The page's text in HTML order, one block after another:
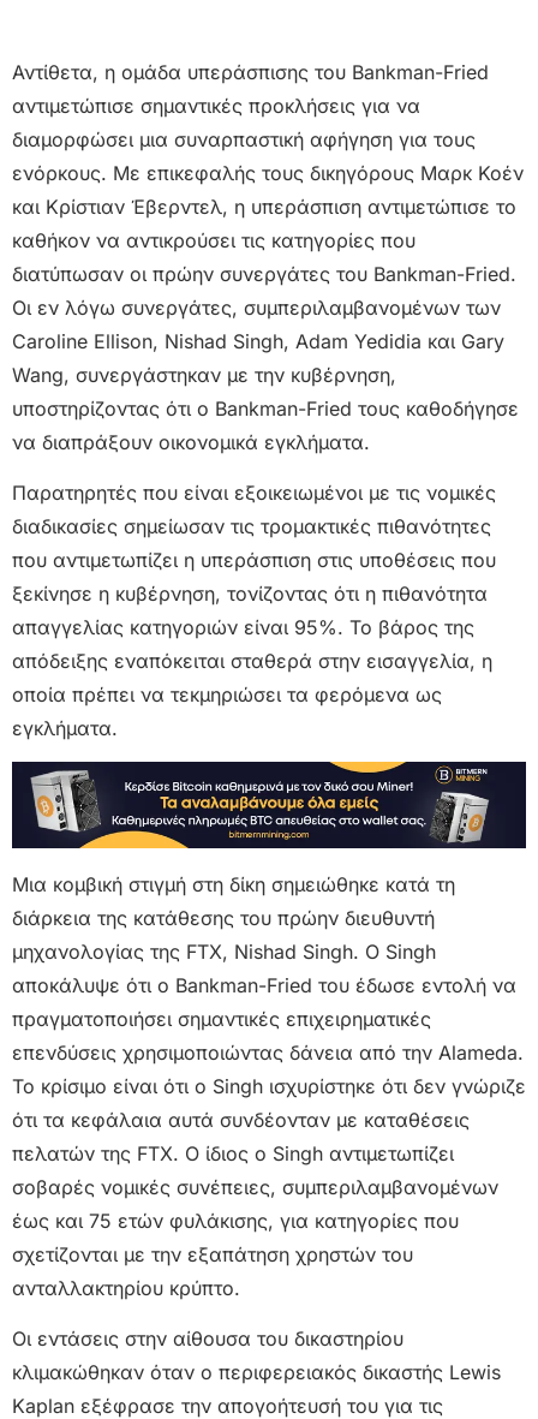
Αντίθετα, η ομάδα υπεράσπισης του Bankman-Fried
αντιμετώπισε σημαντικές προκλήσεις για να
διαμορφώσει μια συναρπαστική αφήγηση για τους
ενόρκους. Με επικεφαλής τους δικηγόρους Μαρκ Κοέν
και Κρίστιαν Έβερντελ, η υπεράσπιση αντιμετώπισε το
καθήκον να αντικρούσει τις κατηγορίες που
διατύπωσαν οι πρώην συνεργάτες του Bankman-Fried.
Οι εν λόγω συνεργάτες, συμπεριλαμβανομένων των
Caroline Ellison, Nishad Singh, Adam Yedidia και Gary
Wang, συνεργάστηκαν με την κυβέρνηση,
υποστηρίζοντας ότι ο Bankman-Fried τους καθοδήγησε
να διαπράξουν οικονομικά εγκλήματα.
Παρατηρητές που είναι εξοικειωμένοι με τις νομικές
διαδικασίες σημείωσαν τις τρομακτικές πιθανότητες
που αντιμετωπίζει η υπεράσπιση στις υποθέσεις που
ξεκίνησε η κυβέρνηση, τονίζοντας ότι η πιθανότητα
απαγγελίας κατηγοριών είναι 95%. Το βάρος της
απόδειξης εναπόκειται σταθερά στην εισαγγελία, η
οποία πρέπει να τεκμηριώσει τα φερόμενα ως
εγκλήματα.
Μια κομβική στιγμή στη δίκη σημειώθηκε κατά τη
διάρκεια της κατάθεσης του πρώην διευθυντή
μηχανολογίας της FTX, Nishad Singh. Ο Singh
αποκάλυψε ότι ο Bankman-Fried του έδωσε εντολή να
πραγματοποιήσει σημαντικές επιχειρηματικές
επενδύσεις χρησιμοποιώντας δάνεια από την Alameda.
Το κρίσιμο είναι ότι ο Singh ισχυρίστηκε ότι δεν γνώριζε
ότι τα κεφάλαια αυτά συνδέονταν με καταθέσεις
πελατών της FTX. Ο ίδιος ο Singh αντιμετωπίζει
σοβαρές νομικές συνέπειες, συμπεριλαμβανομένων
έως και 75 ετών φυλάκισης, για κατηγορίες που
σχετίζονται με την εξαπάτηση χρηστών του
ανταλλακτηρίου κρύπτο.
Οι εντάσεις στην αίθουσα του δικαστηρίου
κλιμακώθηκαν όταν ο περιφερειακός δικαστής Lewis
Kaplan εξέφρασε την απογοήτευσή του για τις